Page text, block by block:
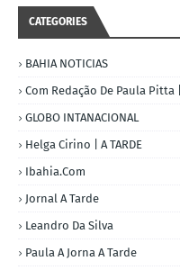
CATEGORIES
BAHIA NOTICIAS
Com Redação De Paula Pitta
GLOBO INTANACIONAL
Helga Cirino | A TARDE
Ibahia.com
Jornal A Tarde
Leandro Da Silva
Paula A Jorna A Tarde